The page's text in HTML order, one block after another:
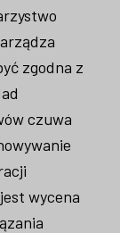
zgodna z
czuwa
wycena